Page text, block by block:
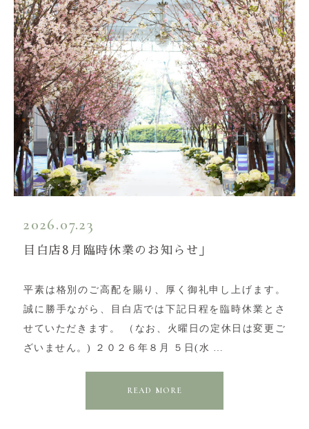
2026.07.23
目白店8月臨時休業のお知らせ」
平素は格別のご高配を賜り、厚く御礼申し上げます。
誠に勝手ながら、目白店では下記日程を臨時休業とさ
せていただきます。 （なお、火曜日の定休日は変更ご
ざいません。) ２０２６年８月 ５日(水 …
READ MORE